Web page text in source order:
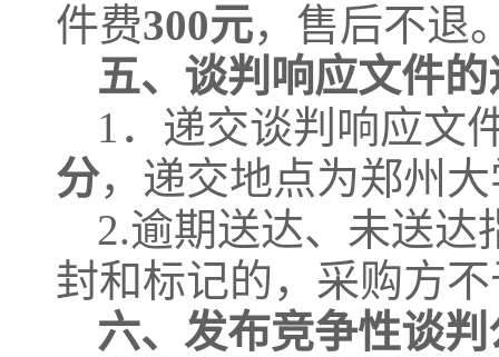
件费300元，售后不退
五、谈判响应文件的
1．递交谈判响应文
分，递交地点为郑州
2.逾期送达、未送达
封和标记的，采购方
六、发布竞争性谈